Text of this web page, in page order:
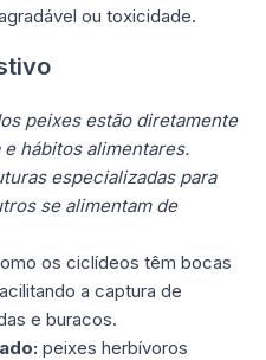
ou toxicidade.
peixes estão diretamente
hábitos alimentares.
especializadas para
se alimentam de
os ciclídeos têm bocas
a captura de
e buracos.
peixes herbívoros